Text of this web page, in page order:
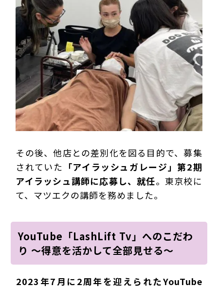
その後、他店との差別化を図る目的で、募集
されていた 「アイラッシュガレージ」第2期
アイラッシュ講師に応募し、就任。東京校に
て、マツエクの講師を務めました。
YouTube「LashLift Tv」へのこだわ
り ～得意を活かして全部見せる～
―――2023年7月に2周年を迎えられたYouTube